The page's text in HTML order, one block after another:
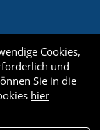
Cookies,
und
Sie in die
hier